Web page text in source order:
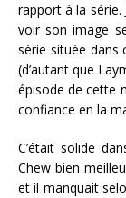
rapport à la série.
voir son image
série située dans
(d’autant que
épisode de cette
confiance en la
C’était solide
Chew bien
et il manquait